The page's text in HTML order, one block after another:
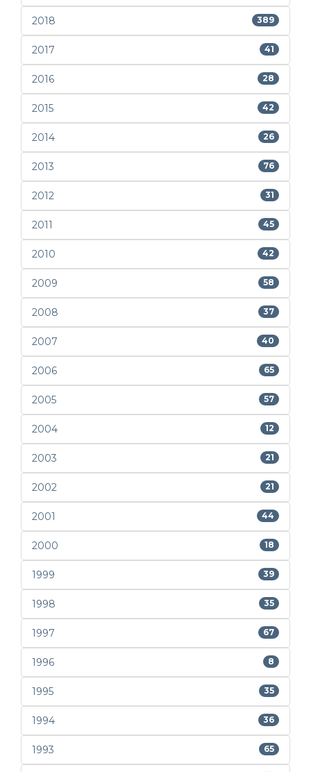
2018 389
2017 41
2016 28
2015 42
2014 26
2013 76
2012 31
2011 45
2010 42
2009 58
2008 37
2007 40
2006 65
2005 57
2004 12
2003 21
2002 21
2001 44
2000 18
1999 39
1998 35
1997 67
1996 8
1995 35
1994 36
1993 65